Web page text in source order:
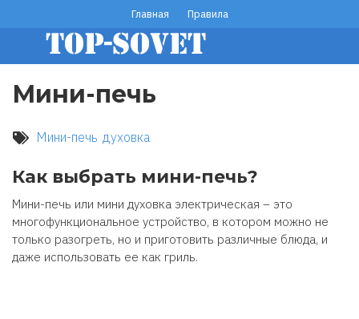
основному
содержанию
footer
menu
Главная Правила
Мини-печь
Мини-печь духовка
Как выбрать мини-печь?
Мини-печь или мини духовка электрическая – это
многофункциональное устройство, в котором можно не
только разогреть, но и приготовить различные блюда, и
даже использовать ее как гриль.